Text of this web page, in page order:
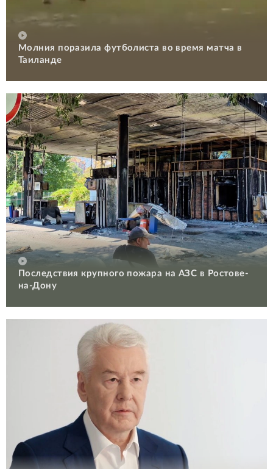
Молния поразила футболиста во время матча в
Таиланде
Последствия крупного пожара на АЗС в Ростове-
на-Дону